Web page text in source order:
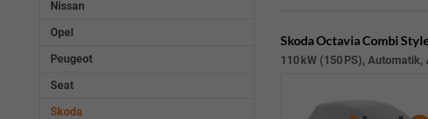
Skoda Octavia Combi
110 kW (150 PS), Automatik,
Nissan
Opel
Peugeot
Seat
Skoda